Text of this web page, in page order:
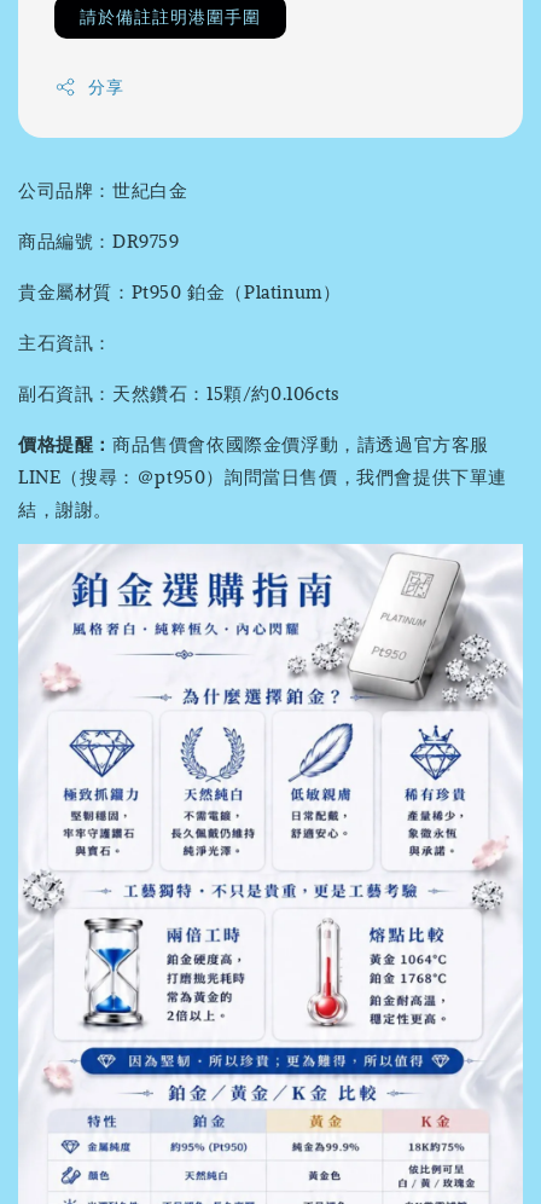
請於備註註明港圍手圍
分享
公司品牌：世紀白金
商品編號：DR9759
貴金屬材質：Pt950 鉑金（Platinum）
主石資訊：
副石資訊：天然鑽石：15顆/約0.106cts
價格提醒： 商品售價會依國際金價浮動，請透過官方客服
LINE（搜尋：＠pt950）詢問當日售價，我們會提供下單連
結，謝謝。